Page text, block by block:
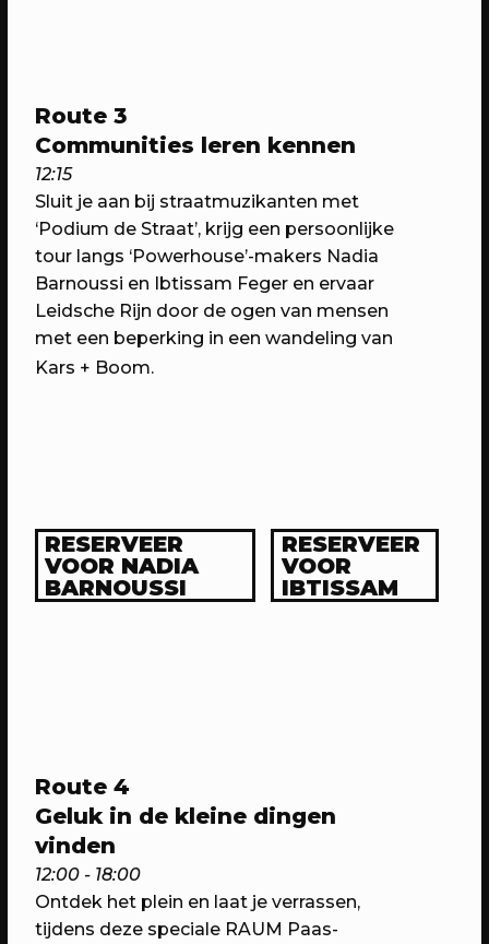
14/05/2023
20/05/2023
SOUK Utrecht
Kom proeven, horen, zien & beleven!
Route 3
Communities leren kennen
12:15
Sluit je aan bij straatmuzikanten met
‘Podium de Straat’, krijg een persoonlijke
tour langs ‘Powerhouse’-makers Nadia
Barnoussi en Ibtissam Feger en ervaar
Leidsche Rijn door de ogen van mensen
met een beperking in een wandeling van
Kars + Boom.
RESERVEER
VOOR NADIA
BARNOUSSI
RESERVEER
VOOR
IBTISSAM
Route 4
Geluk in de kleine dingen
vinden
12:00 - 18:00
Ontdek het plein en laat je verrassen,
tijdens deze speciale RAUM Paas-